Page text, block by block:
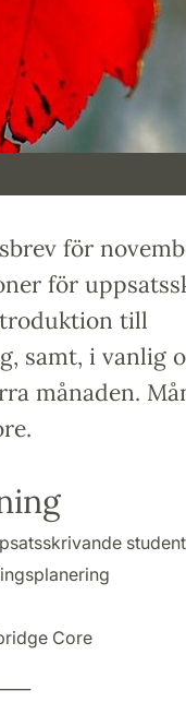
för
för
till
samt, i vanlig
månaden.
Core